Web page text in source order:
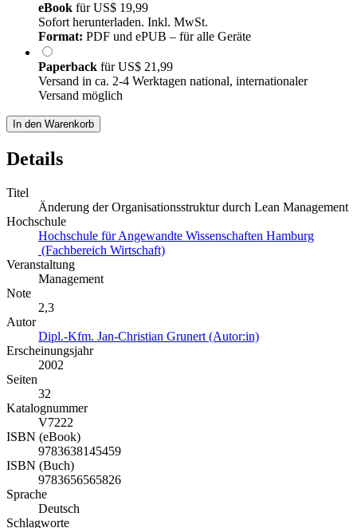
eBook fürUS$ 19,99
Sofort herunterladen. Inkl. MwSt.
Format: PDF und ePUB – für alle Geräte
Paperback fürUS$ 21,99
Versand in ca. 2-4 Werktagen national, internationaler
Versand möglich
In den Warenkorb
Details
Titel
Änderung der Organisationsstruktur durch Lean Management
Hochschule
Hochschule für Angewandte Wissenschaften Hamburg
(Fachbereich Wirtschaft)
Veranstaltung
Management
Note
2,3
Autor
Dipl.-Kfm. Jan-Christian Grunert (Autor:in)
Erscheinungsjahr
2002
Seiten
32
Katalognummer
V7222
ISBN (eBook)
9783638145459
ISBN (Buch)
9783656565826
Sprache
Deutsch
Schlagworte